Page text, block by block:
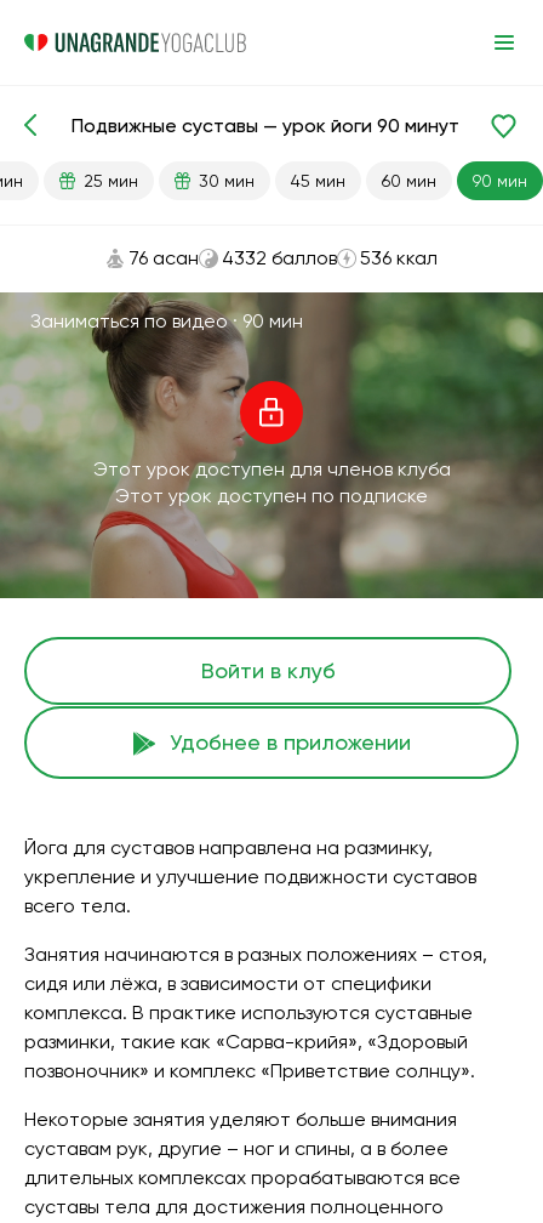
Готовые уроки Суставы
Подвижные суставы — урок йоги 90 минут
25 мин 30 мин 45 мин 60 мин 90 мин
76 асан 4332 баллов 536 ккал
Заниматься по видео ·90 мин
Этот урок доступен для членов клуба
Этот урок доступен по подписке
Войти в клуб
Удобнее в приложении
Йога для суставов направлена на разминку,
укрепление и улучшение подвижности суставов
всего тела.
Занятия начинаются в разных положениях – стоя,
сидя или лёжа, в зависимости от специфики
комплекса. В практике используются суставные
разминки, такие как «Сарва-крийя», «Здоровый
позвоночник» и комплекс «Приветствие солнцу».
Некоторые занятия уделяют больше внимания
суставам рук, другие – ног и спины, а в более
длительных комплексах прорабатываются все
суставы тела для достижения полноценного